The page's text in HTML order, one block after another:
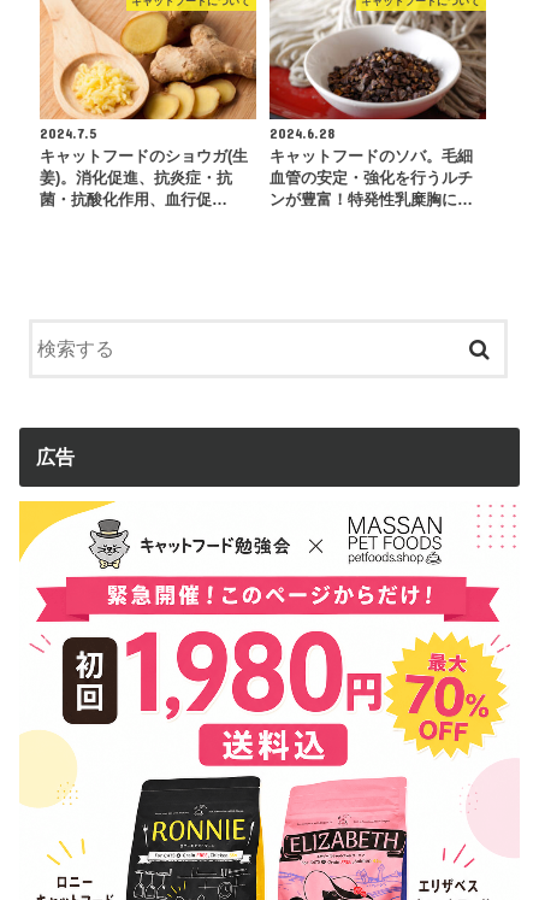
2024.7.5
キャットフードのショウガ(生
姜)。消化促進、抗炎症・抗
菌・抗酸化作用、血行促…
2024.6.28
キャットフードのソバ。毛細
血管の安定・強化を行うルチ
ンが豊富！特発性乳糜胸に…
広告